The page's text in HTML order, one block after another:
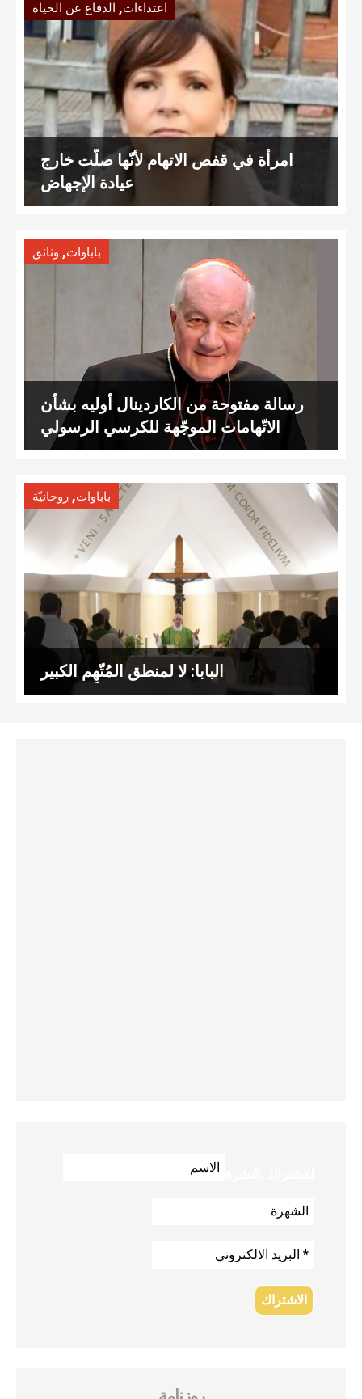
اعتداءات, الدفاع عن الحياة
امرأة في قفص الاتهام لأنّها صلّت خارج
عيادة الإجهاض
باباوات, وثائق
رسالة مفتوحة من الكاردينال أوليه بشأن
الاتّهامات الموجّهة للكرسي الرسولي
باباوات, روحانيّة
البابا: لا لمنطق المُتّهِم الكبير